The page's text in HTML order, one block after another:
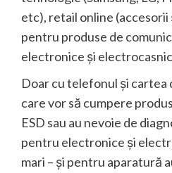
etc), retail online (accesorii
pentru produse de
electronice și
Doar cu telefonul și
care vor să cumpere
ESD sau au nevoie de
pentru electronice și
mari – și pentru aparatură